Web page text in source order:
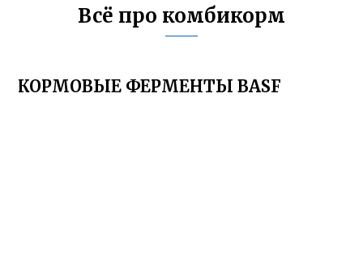
Всё про комбикорм
КОРМОВЫЕ ФЕРМЕНТЫ BASF